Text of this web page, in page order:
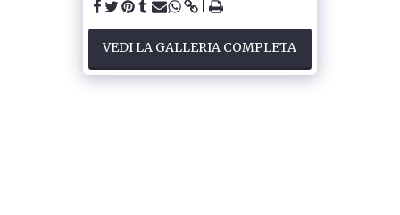
VEDI LA GALLERIA COMPLETA